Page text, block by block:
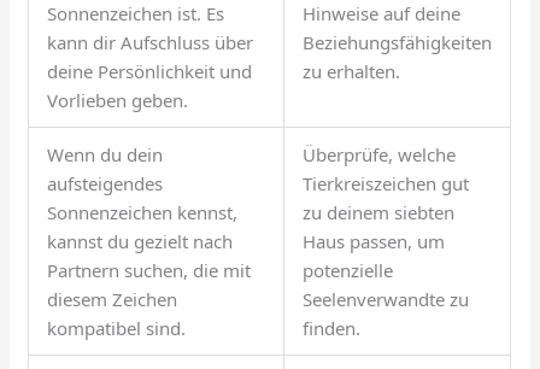
Sonnenzeichen ist. Es
kann dir Aufschluss über
deine Persönlichkeit und
Vorlieben geben.
Hinweise auf deine
Beziehungsfähigkeiten
zu erhalten.
Wenn du dein
aufsteigendes
Sonnenzeichen kennst,
kannst du gezielt nach
Partnern suchen, die mit
diesem Zeichen
kompatibel sind.
Überprüfe, welche
Tierkreiszeichen gut
zu deinem siebten
Haus passen, um
potenzielle
Seelenverwandte zu
finden.